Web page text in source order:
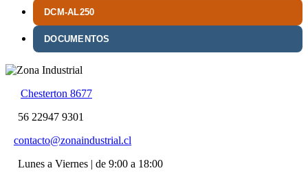
DCM-AL250
DOCUMENTOS
Chesterton 8677
56 22947 9301
contacto@zonaindustrial.cl
Lunes a Viernes | de 9:00 a 18:00